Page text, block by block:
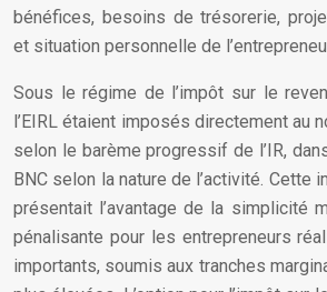
bénéfices, besoins de trésorerie,
et situation personnelle de
Sous le régime de l’impôt sur le
l’EIRL étaient imposés directement au
selon le barème progressif de l’IR,
BNC selon la nature de l’activité. Cette
présentait l’avantage de la simplicité
pénalisante pour les entrepreneurs
importants, soumis aux tranches